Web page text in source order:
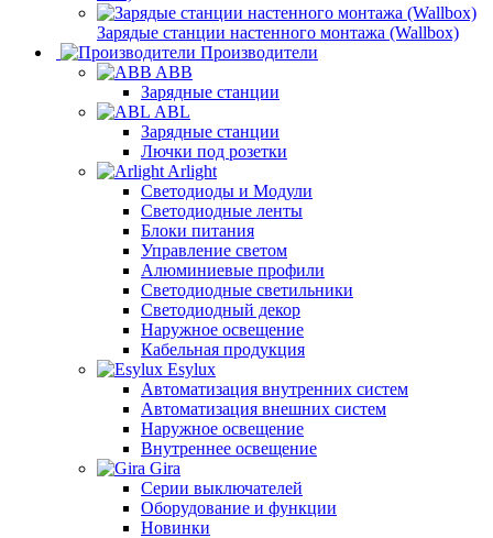
Зарядые станции настенного монтажа (Wallbox)
Производители
ABB
Зарядные станции
ABL
Зарядные станции
Лючки под розетки
Arlight
Светодиоды и Модули
Светодиодные ленты
Блоки питания
Управление светом
Алюминиевые профили
Светодиодные светильники
Светодиодный декор
Наружное освещение
Кабельная продукция
Esylux
Автоматизация внутренних систем
Автоматизация внешних систем
Наружное освещение
Внутреннее освещение
Gira
Серии выключателей
Оборудование и функции
Новинки